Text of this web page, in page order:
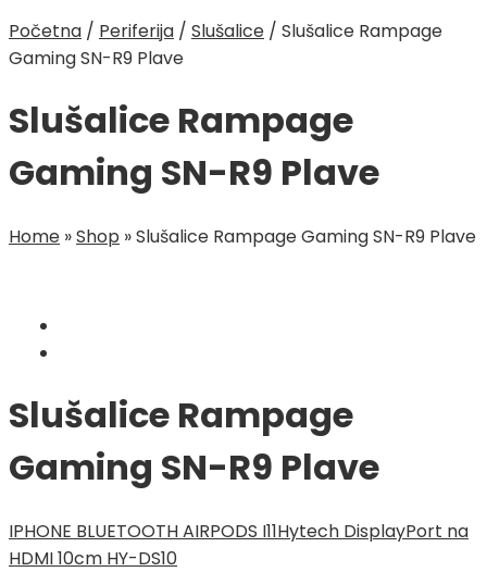
Početna / Periferija / Slušalice / Slušalice Rampage
Gaming SN-R9 Plave
Slušalice Rampage
Gaming SN-R9 Plave
Home »Shop »Slušalice Rampage Gaming SN-R9 Plave
Slušalice Rampage
Gaming SN-R9 Plave
IPHONE BLUETOOTH AIRPODS I11Hytech DisplayPort na
HDMI 10cm HY-DS10